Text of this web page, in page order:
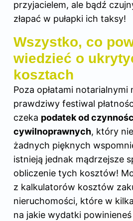
przyjacielem, ale bądź
złapać w pułapki ich taksy!
Wszystko, co
wiedzieć o
kosztach
Poza opłatami notarialnymi
prawdziwy festiwal
czeka podatek od
cywilnoprawnych, który
żadnych pięknych
istnieją jednak mądrzejsze
obliczenie tych kosztów!
z kalkulatorów kosztów
nieruchomości, które w
na jakie wydatki